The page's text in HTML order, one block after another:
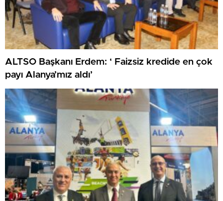
ALTSO Başkanı Erdem: ‘ Faizsiz kredide en çok
payı Alanya’mız aldı’